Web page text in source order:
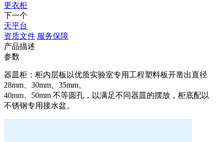
更衣柜
下一个
天平台
资质文件 服务保障
产品描述
参数
器皿柜：柜内层板以优质实验室专用工程塑料板开凿出直径
28mm、30mm、35mm、
40mm、50mm 不等圆孔，以满足不同器皿的摆放，柜底配以
不锈钢专用接水盆。